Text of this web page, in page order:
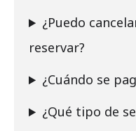
¿Puedo
reservar?
¿Cuándo se
¿Qué tipo de